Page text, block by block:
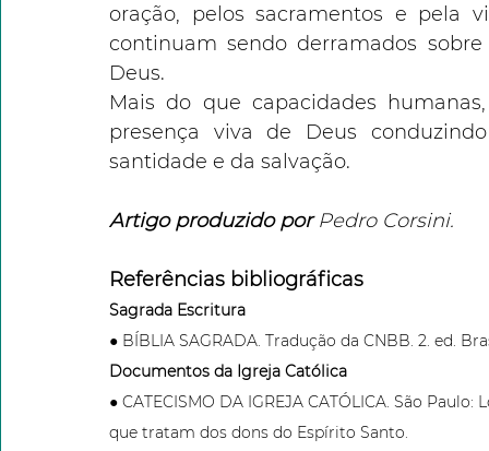
oração, pelos sacramentos e pela
continuam sendo derramados
Deus.
Mais do que capacidades
presença viva de Deus
santidade e da salvação.
Artigo produzido por Pedro Corsini.
Referências bibliográficas
Sagrada Escritura
● BÍBLIA SAGRADA. Tradução da CNBB. 2. ed.
Documentos da Igreja Católica
● CATECISMO DA IGREJA CATÓLICA. São
que tratam dos dons do Espírito Santo.